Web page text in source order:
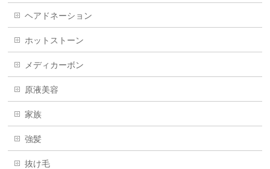
ヘアドネーション
ホットストーン
メディカーボン
原液美容
家族
強髪
抜け毛